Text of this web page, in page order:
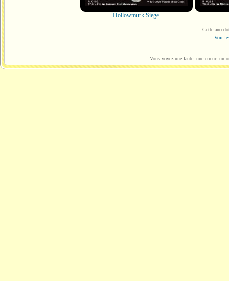
Hollowmurk Siege
Cette
Voir
Vous voyez une faute, une erreur, un